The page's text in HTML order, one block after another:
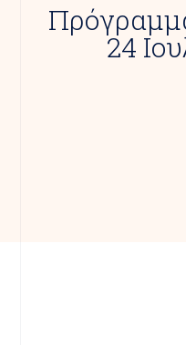
24